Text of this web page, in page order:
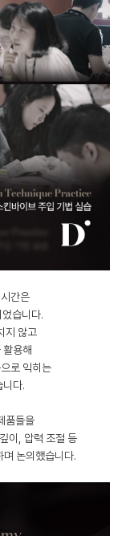
간은
습니다.
지 않고
용해
로 익히는
니다.
품들을
이, 압력 조절 등
며 논의했습니다.